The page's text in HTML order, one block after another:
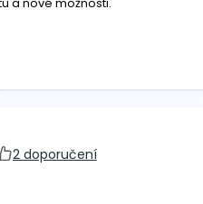
2 doporučení